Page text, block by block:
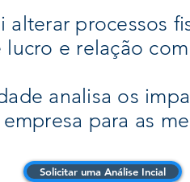
alterar processos
e relação
analisa os
para as
Solicitar uma Análise Incial